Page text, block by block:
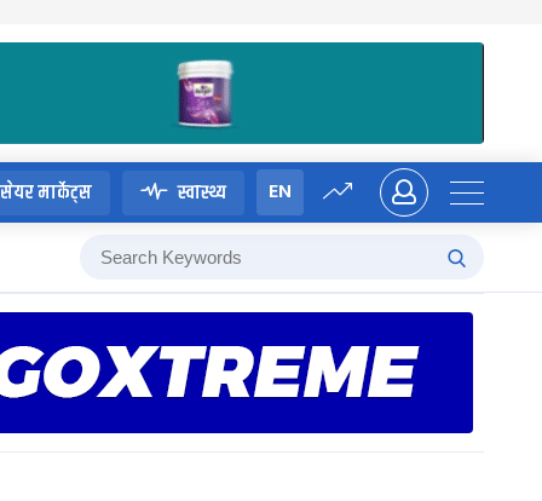
सेयर मार्केट्स स्वास्थ्य EN